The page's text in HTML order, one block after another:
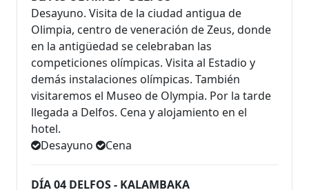
Desayuno. Visita de la ciudad antigua de
Olimpia, centro de veneración de Zeus, donde
en la antigüedad se celebraban las
competiciones olímpicas. Visita al Estadio y
demás instalaciones olímpicas. También
visitaremos el Museo de Olympia. Por la tarde
llegada a Delfos. Cena y alojamiento en el
hotel.
Desayuno
Cena
DÍA 04 DELFOS - KALAMBAKA